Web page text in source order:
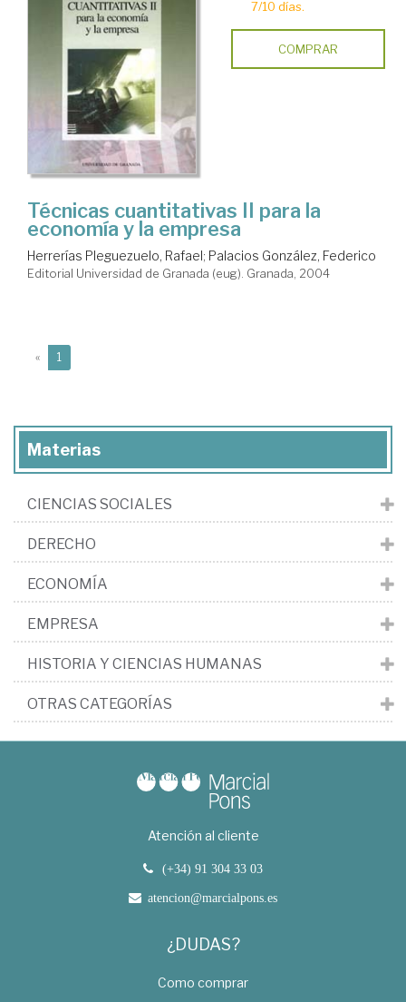
7/10 días.
COMPRAR
Técnicas cuantitativas II para la
economía y la empresa
Herrerías Pleguezuelo, Rafael; Palacios González, Federico
Editorial Universidad de Granada (eug). Granada, 2004
« 1
Materias
CIENCIAS SOCIALES
DERECHO
ECONOMÍA
EMPRESA
HISTORIA Y CIENCIAS HUMANAS
OTRAS CATEGORÍAS
Atención al cliente
(+34) 91 304 33 03
atencion@marcialpons.es
¿DUDAS?
Como comprar